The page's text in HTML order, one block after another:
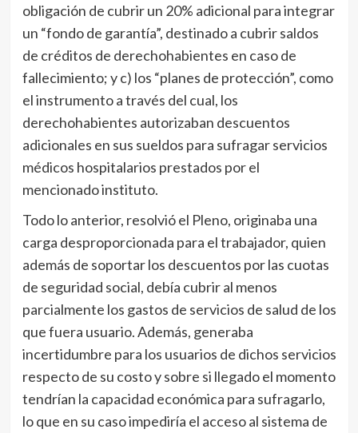
obligación de cubrir un 20% adicional para integrar
un “fondo de garantía”, destinado a cubrir saldos
de créditos de derechohabientes en caso de
fallecimiento; y c) los “planes de protección”, como
el instrumento a través del cual, los
derechohabientes autorizaban descuentos
adicionales en sus sueldos para sufragar servicios
médicos hospitalarios prestados por el
mencionado instituto.
Todo lo anterior, resolvió el Pleno, originaba una
carga desproporcionada para el trabajador, quien
además de soportar los descuentos por las cuotas
de seguridad social, debía cubrir al menos
parcialmente los gastos de servicios de salud de los
que fuera usuario. Además, generaba
incertidumbre para los usuarios de dichos servicios
respecto de su costo y sobre si llegado el momento
tendrían la capacidad económica para sufragarlo,
lo que en su caso impediría el acceso al sistema de